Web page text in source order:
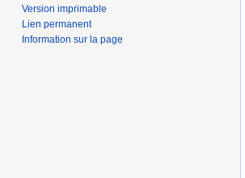
Version imprimable
Lien permanent
Information sur la page